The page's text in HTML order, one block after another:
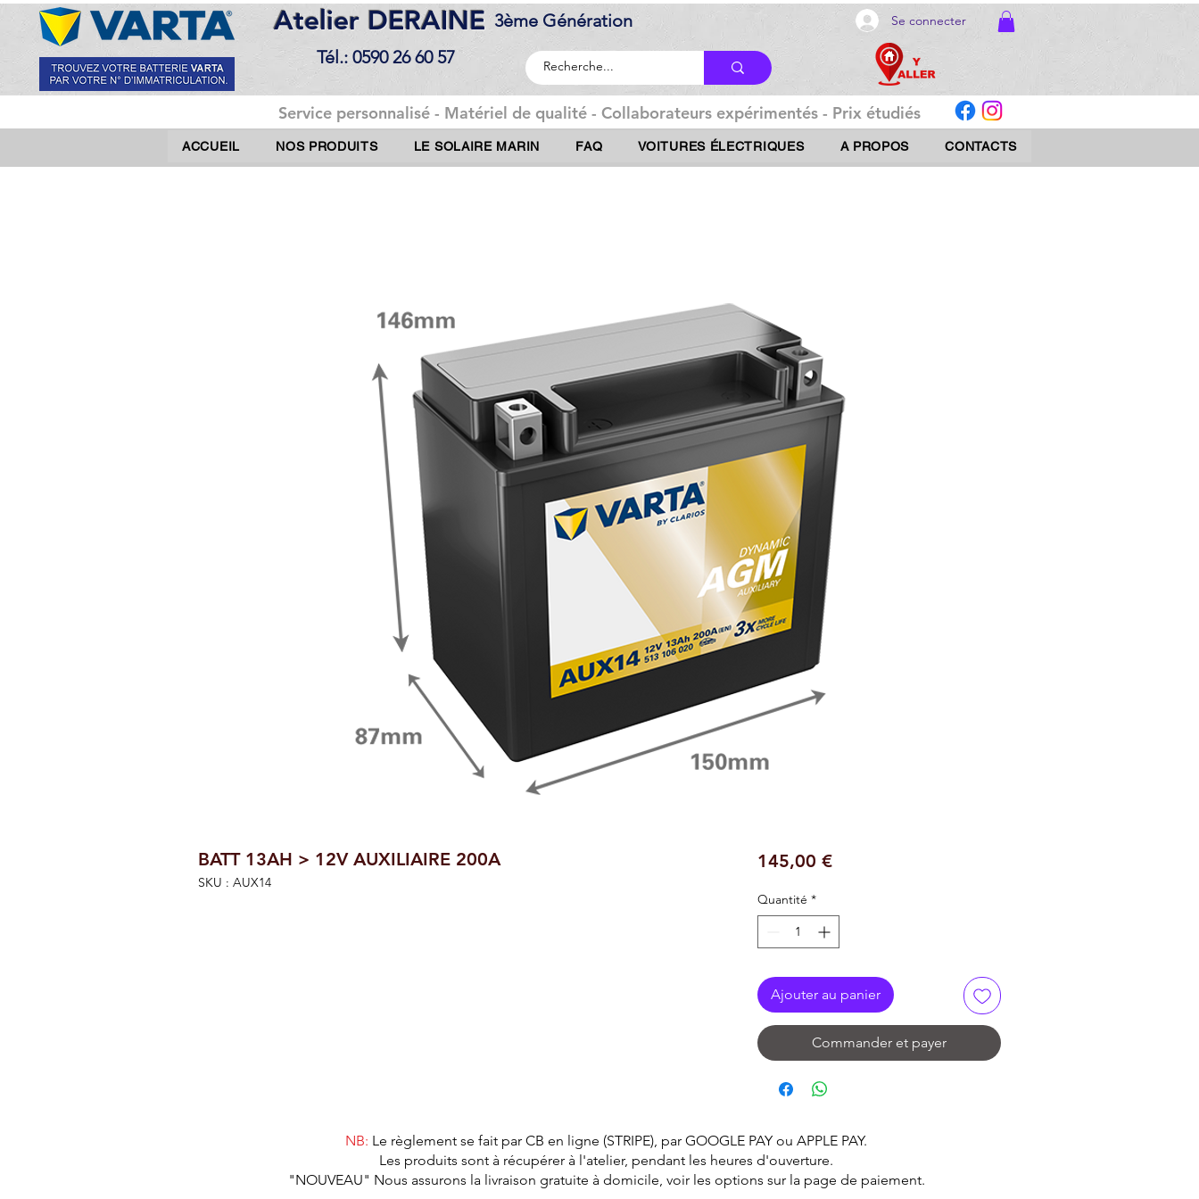
Atelier DERAINE 3ème Génération Se connecter
Tél.: 0590 26 60 57
Service personnalisé - Matériel de qualité - Collaborateurs expérimentés - Prix étudiés
ACCUEIL NOS PRODUITS LE SOLAIRE MARIN FAQ VOITURES ÉLECTRIQUES A PROPOS CONTACTS
BATT 13AH > 12V AUXILIAIRE 200A
SKU : AUX14
145,00 €Prix
Quantité *
Ajouter au panier
Commander et payer
NB: Le règlement se fait par CB en ligne (STRIPE), par GOOGLE PAY ou APPLE PAY.
Les produits sont à récupérer à l'atelier, pendant les heures d'ouverture.
"NOUVEAU" Nous assurons la livraison gratuite à domicile, voir les options sur la page de paiement.